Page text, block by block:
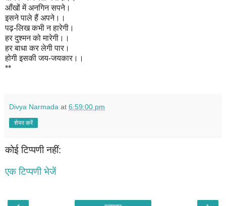
आँखों में अनगिन सपने।
इसने पाले हैं अपने।।
पढ़-लिख कभी न हारेगी।
हर दुश्मन को मारेगी।।
हर बाधा कर लेगी पार।
होगी इसकी जय-जयकार।।
**
Divya Narmada at 6:59:00 pm
शेयर करें
कोई टिप्पणी नहीं:
एक टिप्पणी भेजें